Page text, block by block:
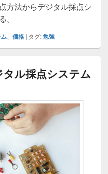
方法からデジタル採点シ
価格 | タグ:勉強
ル採点システム